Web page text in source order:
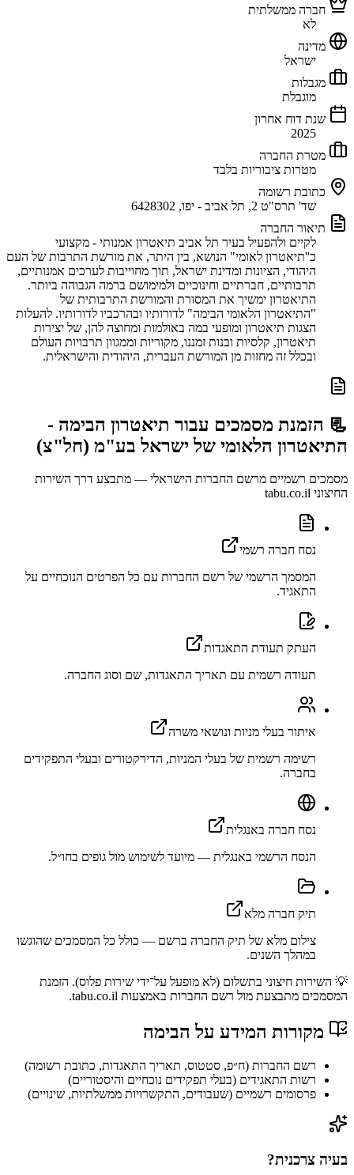
חברה ממשלתית
לא
מדינה
ישראל
מגבלות
מוגבלת
שנת דוח אחרון
2025
מטרת החברה
מטרות ציבוריות בלבד
כתובת רשומה
שד' תרס"ט 2, תל אביב - יפו, 6428302
תיאור החברה
לקיים ולהפעיל בעיר תל אביב תיאטרון אמנותי - מקצועי
כ''תיאטרון לאומי" הנושא, בין היתר, את מורשת התרבות של העם
היהודי, הציונות ומדינת ישראל, תוך מחוייבות לערכים אמנותיים,
תרבותיים, חברתיים וחינוכיים ולמימושם ברמה הגבוהה ביותר.
התיאטרון ימשיך את המסורת והמורשת התרבותית של
"התיאטרון הלאומי הבימה" לדורותיו ובהרכביו לדורותיו. להעלות
הצגות תיאטרון ומופעי במה באולמות ומחוצה להן, של יצירות
תיאטרון, קלסיות ובנות זמננו, מקוריות וממגוון תרבויות העולם
ובכלל זה מחזות מן המורשת העברית, היהודית והישראלית.
📃 הזמנת מסמכים עבור תיאטרון הבימה -
התיאטרון הלאומי של ישראל בע"מ (חל"צ)
מסמכים רשמיים מרשם החברות הישראלי — מתבצע דרך השירות
החיצוני tabu.co.il
נסח חברה רשמי
המסמך הרשמי של רשם החברות עם כל הפרטים הנוכחיים על
התאגיד.
העתק תעודת התאגדות
תעודה רשמית עם תאריך התאגדות, שם וסוג החברה.
איתור בעלי מניות ונושאי משרה
רשימה רשמית של בעלי המניות, הדירקטורים ובעלי התפקידים
בחברה.
נסח חברה באנגלית
הנסח הרשמי באנגלית — מיועד לשימוש מול גופים בחו״ל.
תיק חברה מלא
צילום מלא של תיק החברה ברשם — כולל כל המסמכים שהוגשו
במהלך השנים.
💡 השירות חיצוני בתשלום (לא מופעל על־ידי שירות פלוס). הזמנת
המסמכים מתבצעת מול רשם החברות באמצעות tabu.co.il.
מקורות המידע על הבימה
רשם החברות (ח״פ, סטטוס, תאריך התאגדות, כתובת רשומה)
רשות התאגידים (בעלי תפקידים נוכחיים והיסטוריים)
פרסומים רשמיים (שעבודים, התקשרויות ממשלתיות, שינויים)
בעיה צרכנית?